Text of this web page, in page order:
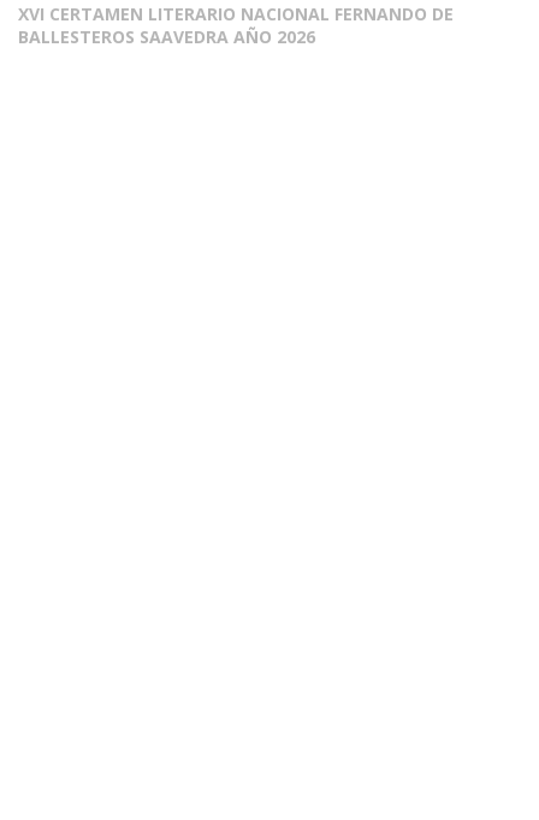
XVI CERTAMEN LITERARIO NACIONAL FERNANDO DE
BALLESTEROS SAAVEDRA AÑO 2026